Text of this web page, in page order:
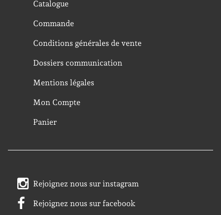
Catalogue
Commande
Conditions générales de vente
Dossiers communication
Mentions légales
Mon Compte
Panier
Rejoignez nous sur instagram
Rejoignez nous sur facebook